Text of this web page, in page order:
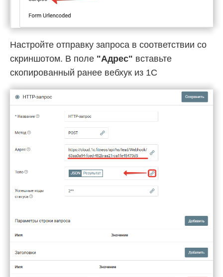
Настройте отправку запроса в соответствии со
скриншотом. В поле "Адрес" вставьте
скопированный ранее вебхук из 1С